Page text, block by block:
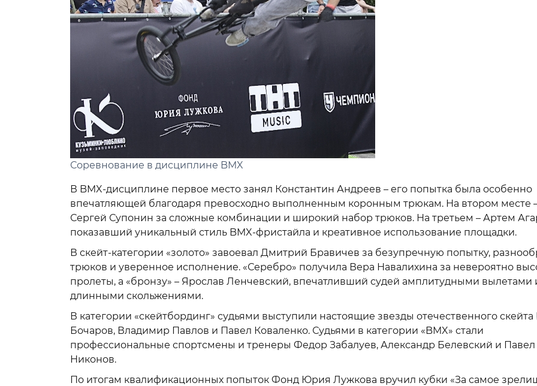
Соревнование в дисциплине BMX
В BMX-дисциплине первое место занял Константин Андреев – его попытка была особенно
впечатляющей благодаря превосходно выполненным коронным трюкам. На втором месте
Сергей Супонин за сложные комбинации и широкий набор трюков. На третьем – Артем
показавший уникальный стиль BMX-фристайла и креативное использование площадки.
В скейт-категории «золото» завоевал Дмитрий Бравичев за безупречную попытку,
трюков и уверенное исполнение. «Серебро» получила Вера Навалихина за невероятно
пролеты, а «бронзу» – Ярослав Ленчевский, впечатливший судей амплитудными вылетами
длинными скольжениями.
В категории «скейтбординг» судьями выступили настоящие звезды отечественного скейта
Бочаров, Владимир Павлов и Павел Коваленко. Судьями в категории «BMX» стали
профессиональные спортсмены и тренеры Федор Забалуев, Александр Белевский и Павел
Никонов.
По итогам квалификационных попыток Фонд Юрия Лужкова вручил кубки «За самое